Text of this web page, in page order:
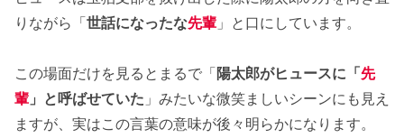
りながら「世話になったな先輩 」と口にしています。
この場面だけを見るとまるで「陽太郎がヒュースに「先
輩 」と呼ばせていた 」みたいな微笑ましいシーンにも見え
ますが、実はこの言葉の意味が後々明らかになります。